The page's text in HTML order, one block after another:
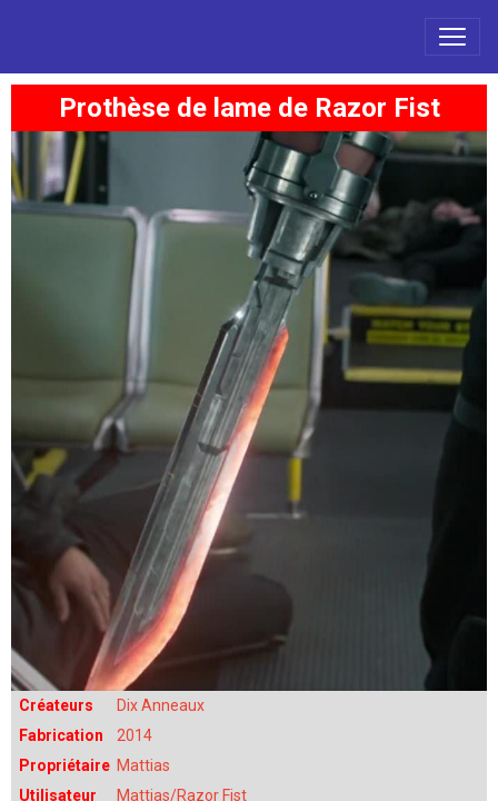
Prothèse de lame de Razor Fist
Créateurs
Dix Anneaux
Fabrication
2014
Propriétaire Mattias
Utilisateur
Mattias/Razor Fist